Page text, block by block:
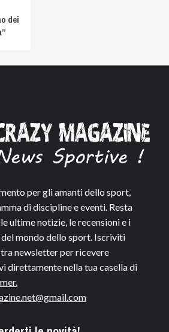
dei
per gli amanti dello sport,
di discipline e eventi. Resta
ultime notizie, le recensioni e i
mondo dello sport. Iscriviti
newsletter per ricevere
direttamente nella tua casella di